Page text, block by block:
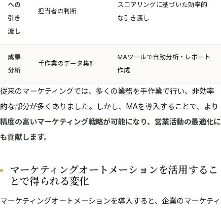
への
引き
渡し
担当者の判断
スコアリングに基づいた効率的
な引き渡し
成果
分析
手作業のデータ集計
MAツールで自動分析・レポート
作成
従来のマーケティングでは、多くの業務を手作業で行い、非効率
的な部分が多くありました。しかし、MAを導入することで、
より
精度の高いマーケティング戦略が可能になり、営業活動の最適化に
も貢献します。
マーケティングオートメーションを活用するこ
とで得られる変化
マーケティングオートメーションを導入すると、企業のマーケティ